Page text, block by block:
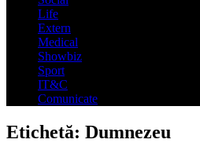
Life
Extern
Medical
Showbiz
Sport
IT&C
Comunicate
Etichetă: Dumnezeu